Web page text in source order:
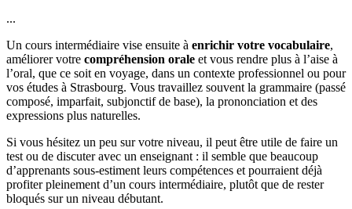
...
Un cours intermédiaire vise ensuite à enrichir votre vocabulaire,
améliorer votre compréhension orale et vous rendre plus à l’aise à
l’oral, que ce soit en voyage, dans un contexte professionnel ou pour
vos études à Strasbourg. Vous travaillez souvent la grammaire (passé
composé, imparfait, subjonctif de base), la prononciation et des
expressions plus naturelles.
Si vous hésitez un peu sur votre niveau, il peut être utile de faire un
test ou de discuter avec un enseignant : il semble que beaucoup
d’apprenants sous-estiment leurs compétences et pourraient déjà
profiter pleinement d’un cours intermédiaire, plutôt que de rester
bloqués sur un niveau débutant.